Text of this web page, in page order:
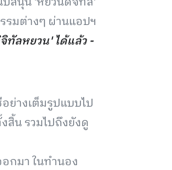
รมต่างๆ ผ่านแอปฯ
ทัลหยวน' ได้แล้ว -
ย่างเต็มรูปแบบไป
สิ้น รวมไปถึงยังดู
กมา ในทำนอง